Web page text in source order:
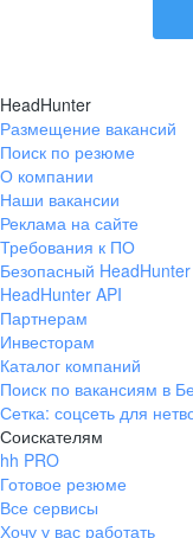
HeadHunter
Размещение вакансий
Поиск по резюме
О компании
Наши вакансии
Реклама на сайте
Требования к ПО
Безопасный HeadHunter
HeadHunter API
Партнерам
Инвесторам
Каталог компаний
Поиск по вакансиям в
Сетка: соцсеть для
Соискателям
hh PRO
Готовое резюме
Все сервисы
Хочу у вас работать